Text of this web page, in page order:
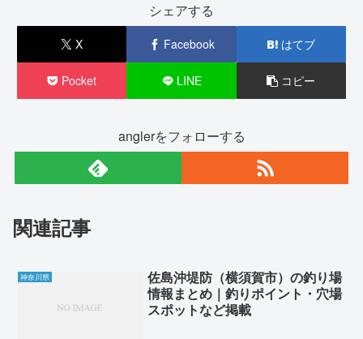
シェアする
X Facebook はてブ
Pocket LINE コピー
anglerをフォローする
関連記事
神奈川県
佐島沖堤防（横須賀市）の釣り場
情報まとめ｜釣りポイント・穴場
スポットなど掲載